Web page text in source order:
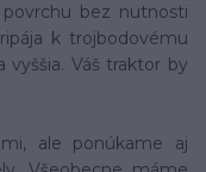
bez nutnosti
k trojbodovému
Váš traktor by
ale ponúkame aj